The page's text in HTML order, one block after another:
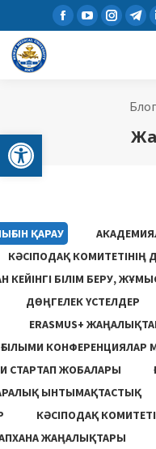
Open toolbar
Блог
ҚАРАУ
КӘСІПОДАҚ КОМИТЕТІНІҢ
КЕЙІНГІ БІЛІМ БЕРУ,
ДӨҢГЕЛЕК ҮСТЕЛДЕР
ERASMUS+
ҒЫЛЫМИ КОНФЕРЕНЦИЯЛАР
СТАРТАП ЖОБАЛАРЫ
ЫНТЫМАҚТАСТЫҚ
КӘСІПОДАҚ КОМИТЕТІ
ЖАҢАЛЫҚТАРЫ